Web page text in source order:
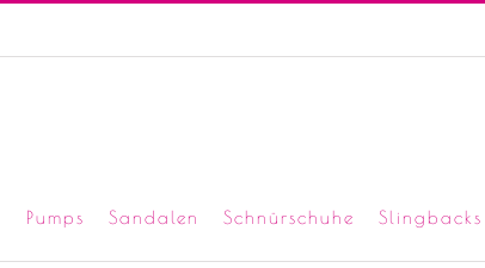
Pumps Sandalen Schnürschuhe Slingbacks